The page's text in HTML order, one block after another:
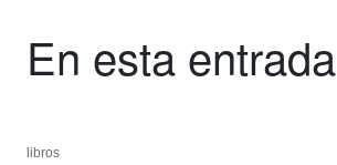
En esta entrada
libros
libros